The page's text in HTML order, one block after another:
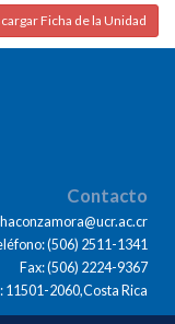
Ficha de la Unidad
Contacto
(506) 2511-1341
Fax: (506) 2224-9367
11501-2060,Costa Rica